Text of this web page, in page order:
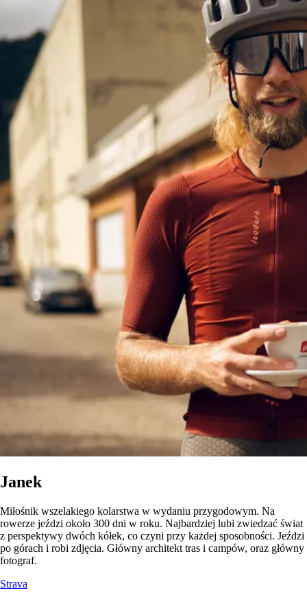
Janek
Miłośnik wszelakiego kolarstwa w wydaniu przygodowym. Na
rowerze jeździ około 300 dni w roku. Najbardziej lubi zwiedzać świat
z perspektywy dwóch kółek, co czyni przy każdej sposobności. Jeździ
po górach i robi zdjęcia. Główny architekt tras i campów, oraz główny
fotograf.
Strava